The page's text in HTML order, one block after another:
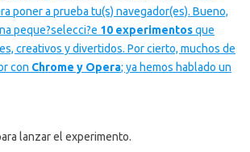
poner a prueba tu(s) navegador(es). Bueno,
peque?selecci?e 10 experimentosque
creativos y divertidos. Por cierto, muchos de
con Chrome y Opera; ya hemos hablado un
lanzar el experimento.